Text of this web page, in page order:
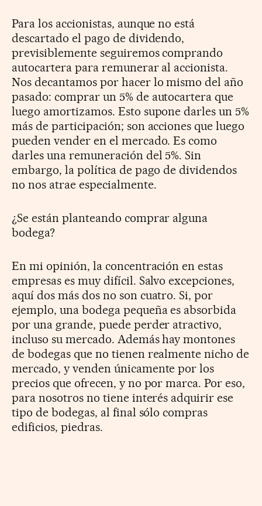
Para los accionistas, aunque no está
descartado el pago de dividendo,
previsiblemente seguiremos comprando
autocartera para remunerar al accionista.
Nos decantamos por hacer lo mismo del año
pasado: comprar un 5% de autocartera que
luego amortizamos. Esto supone darles un 5%
más de participación; son acciones que luego
pueden vender en el mercado. Es como
darles una remuneración del 5%. Sin
embargo, la política de pago de dividendos
no nos atrae especialmente.
¿Se están planteando comprar alguna
bodega?
En mi opinión, la concentración en estas
empresas es muy difícil. Salvo excepciones,
aquí dos más dos no son cuatro. Si, por
ejemplo, una bodega pequeña es absorbida
por una grande, puede perder atractivo,
incluso su mercado. Además hay montones
de bodegas que no tienen realmente nicho de
mercado, y venden únicamente por los
precios que ofrecen, y no por marca. Por eso,
para nosotros no tiene interés adquirir ese
tipo de bodegas, al final sólo compras
edificios, piedras.